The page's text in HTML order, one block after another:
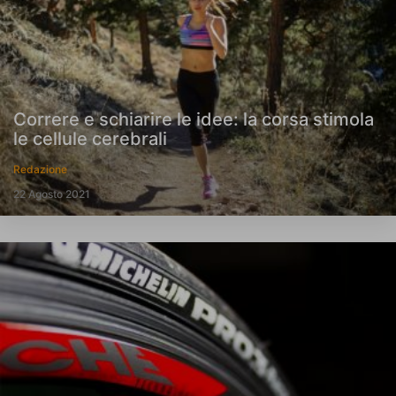
Correre e schiarire le idee: la corsa stimola
le cellule cerebrali
Redazione
22 Agosto 2021